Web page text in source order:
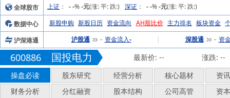
全球股市
上证 ： - -% -元(涨:平:跌:) 深证 ： - -% -元(涨:平:跌:)
数据中心
新股申购 新股日历 资金流向 AH股比价 主力排名 板块资金
沪深港通
沪股通 - 资金流入- | 深股通 - 资
600886 国投电力 最新价: -- 涨跌: --
操盘必读
股东研究 经营分析 核心题材
资
财务分析
分红融资 股本结构 公司高管
资